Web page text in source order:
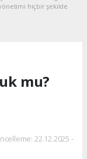
hiçbir şekilde
mu?
22.12.2025 -